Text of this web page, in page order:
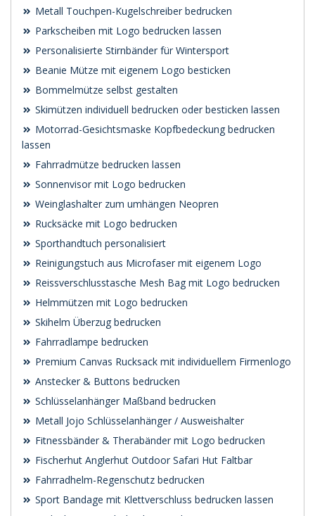
Metall Touchpen-Kugelschreiber bedrucken
Parkscheiben mit Logo bedrucken lassen
Personalisierte Stirnbänder für Wintersport
Beanie Mütze mit eigenem Logo besticken
Bommelmütze selbst gestalten
Skimützen individuell bedrucken oder besticken lassen
Motorrad-Gesichtsmaske Kopfbedeckung bedrucken
lassen
Fahrradmütze bedrucken lassen
Sonnenvisor mit Logo bedrucken
Weinglashalter zum umhängen Neopren
Rucksäcke mit Logo bedrucken
Sporthandtuch personalisiert
Reinigungstuch aus Microfaser mit eigenem Logo
Reissverschlusstasche Mesh Bag mit Logo bedrucken
Helmmützen mit Logo bedrucken
Skihelm Überzug bedrucken
Fahrradlampe bedrucken
Premium Canvas Rucksack mit individuellem Firmenlogo
Anstecker & Buttons bedrucken
Schlüsselanhänger Maßband bedrucken
Metall Jojo Schlüsselanhänger / Ausweishalter
Fitnessbänder & Therabänder mit Logo bedrucken
Fischerhut Anglerhut Outdoor Safari Hut Faltbar
Fahrradhelm-Regenschutz bedrucken
Sport Bandage mit Klettverschluss bedrucken lassen